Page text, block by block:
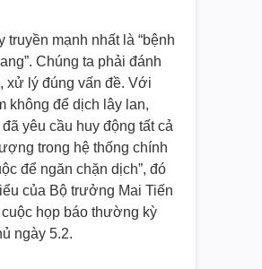
truyền mạnh nhất là “bệnh
Chúng ta phải đánh
xử lý đúng vấn đề. Với
không để dịch lây lan,
yêu cầu huy động tất cả
trong hệ thống chính
để ngăn chặn dịch”, đó
của Bộ trưởng Mai Tiến
cuộc họp báo thường kỳ
ngày 5.2.